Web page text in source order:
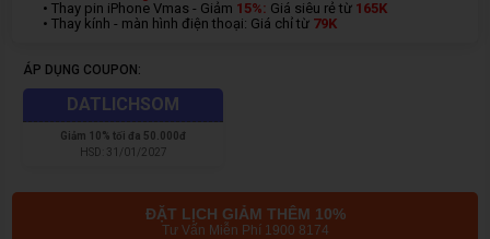
• Thay pin iPhone Vmas - Giảm 15%: Giá siêu rẻ từ 165K
• Thay kính - màn hình điện thoại: Giá chỉ từ 79K
ÁP DỤNG COUPON:
DATLICHSOM
Giảm 10% tối đa 50.000đ
HSD:
31/01/2027
ĐẶT LỊCH GIẢM THÊM 10%
Tư Vấn Miễn Phí 1900 8174